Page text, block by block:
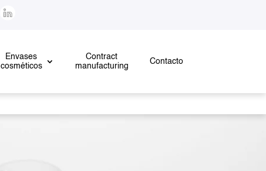
Envases
cosméticos
Contract
manufacturing
Contacto